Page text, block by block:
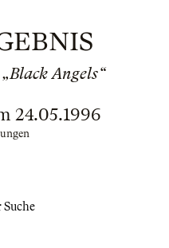
Angels“
24.05.1996
Suche